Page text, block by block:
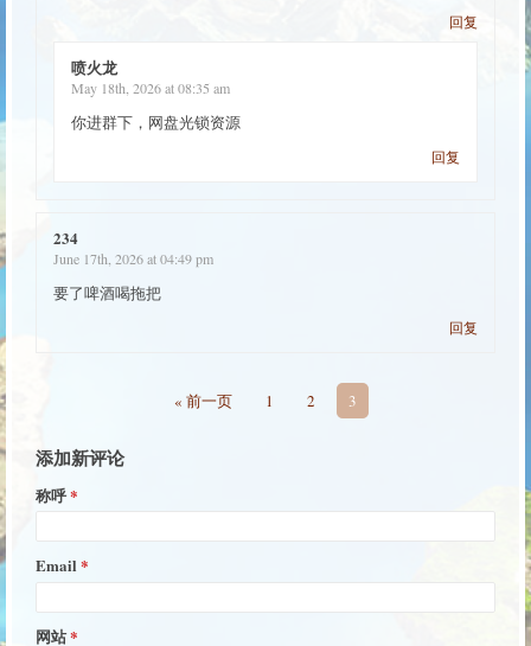
回复
喷火龙
May 18th, 2026 at 08:35 am
你进群下，网盘光锁资源
回复
234
June 17th, 2026 at 04:49 pm
要了啤酒喝拖把
回复
« 前一页 1 2 3
添加新评论
称呼
Email
网站